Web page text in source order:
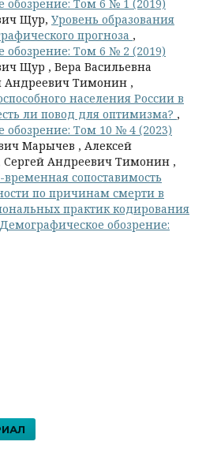
обозрение: Том 6 № 1 (2019)
Щур, Уровень образования
прогноза ,
обозрение: Том 6 № 2 (2019)
Щур , Вера Васильевна
Андреевич Тимонин ,
населения России в
ли повод для оптимизма? ,
обозрение: Том 10 № 4 (2023)
Марычев , Алексей
Сергей Андреевич Тимонин ,
сопоставимость
по причинам смерти в
практик кодирования
Демографическое обозрение: